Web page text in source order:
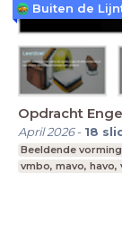
Opdracht
April 2026- 18
Beeldende vorming
vmbo, mavo, havo,
Buiten de